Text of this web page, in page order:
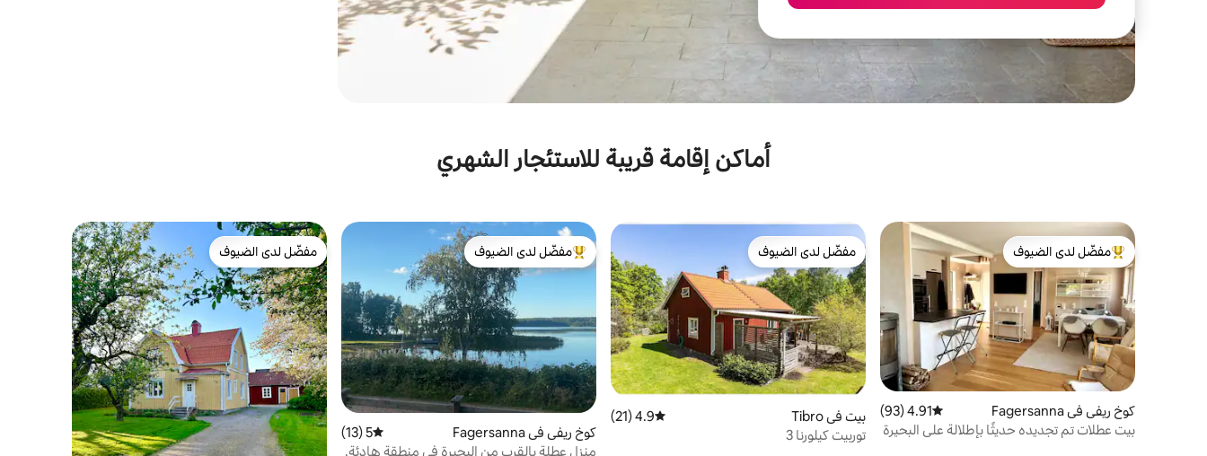
أماكن إقامة قريبة للاستئجار الشهري
من أبرز البيوت المفضّلة لدى الضيوف
مفضّل لدى الضيوف
كوخ ريفي في Fagersanna متوسط التقييم 4.91 من 5، 93 مراجعات
4.91 (93)
بيت عطلات تم تجديده حديثًا بإطلالة على البحيرة
مفضّل لدى الضيوف
مفضّل لدى الضيوف
بيت في Tibro متوسط التقييم 4.9 من 5، 21 مراجعات
4.9 (21)
توربيت كيلورنا 3
من أبرز البيوت المفضّلة لدى الضيوف
مفضّل لدى الضيوف
كوخ ريفي في Fagersanna متوسط التقييم 5 من 5، 13 مراجعات
5 (13)
منزل عطلة بالقرب من البحيرة في منطقة هادئة.
مفضّل لدى الضيوف
مفضّل لدى الضيوف